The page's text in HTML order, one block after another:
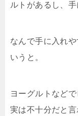
ルトがあるし、
なんで手に入れ
いうと。
ヨーグルトなど
実は不十分だと言